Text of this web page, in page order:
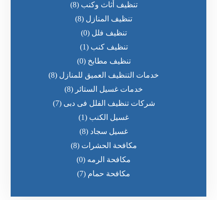
تنظيف أثاث وكنب (8)
تنظيف المنازل (8)
تنظيف فلل (0)
تنظيف كنب (1)
تنظيف مطابخ (0)
خدمات التنظيف العميق للمنازل (8)
خدمات غسيل الستائر (8)
شركات تنظيف الفلل فى دبى (7)
غسيل الكنب (1)
غسيل سجاد (8)
مكافحة الحشرات (8)
مكافحة الرمه (0)
مكافحة حمام (7)